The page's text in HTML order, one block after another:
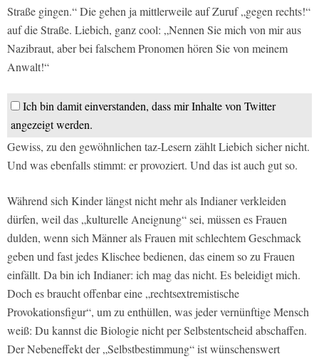
Straße gingen.“ Die gehen ja mittlerweile auf Zuruf „gegen rechts!“
auf die Straße. Liebich, ganz cool: „Nennen Sie mich von mir aus
Nazibraut, aber bei falschem Pronomen hören Sie von meinem
Anwalt!“
Ich bin damit einverstanden, dass mir Inhalte von Twitter
angezeigt werden.
Gewiss, zu den gewöhnlichen taz-Lesern zählt Liebich sicher nicht.
Und was ebenfalls stimmt: er provoziert. Und das ist auch gut so.
Während sich Kinder längst nicht mehr als Indianer verkleiden
dürfen, weil das „kulturelle Aneignung“ sei, müssen es Frauen
dulden, wenn sich Männer als Frauen mit schlechtem Geschmack
geben und fast jedes Klischee bedienen, das einem so zu Frauen
einfällt. Da bin ich Indianer: ich mag das nicht. Es beleidigt mich.
Doch es braucht offenbar eine „rechtsextremistische
Provokationsfigur“, um zu enthüllen, was jeder vernünftige Mensch
weiß: Du kannst die Biologie nicht per Selbstentscheid abschaffen.
Der Nebeneffekt der „Selbstbestimmung“ ist wünschenswert